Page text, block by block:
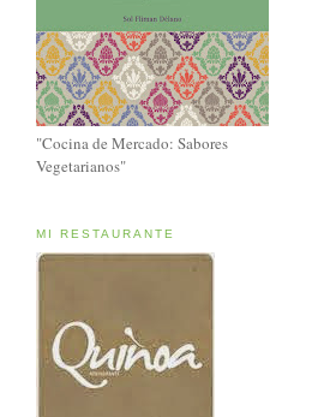
"Cocina de Mercado: Sabores
Vegetarianos"
MI RESTAURANTE